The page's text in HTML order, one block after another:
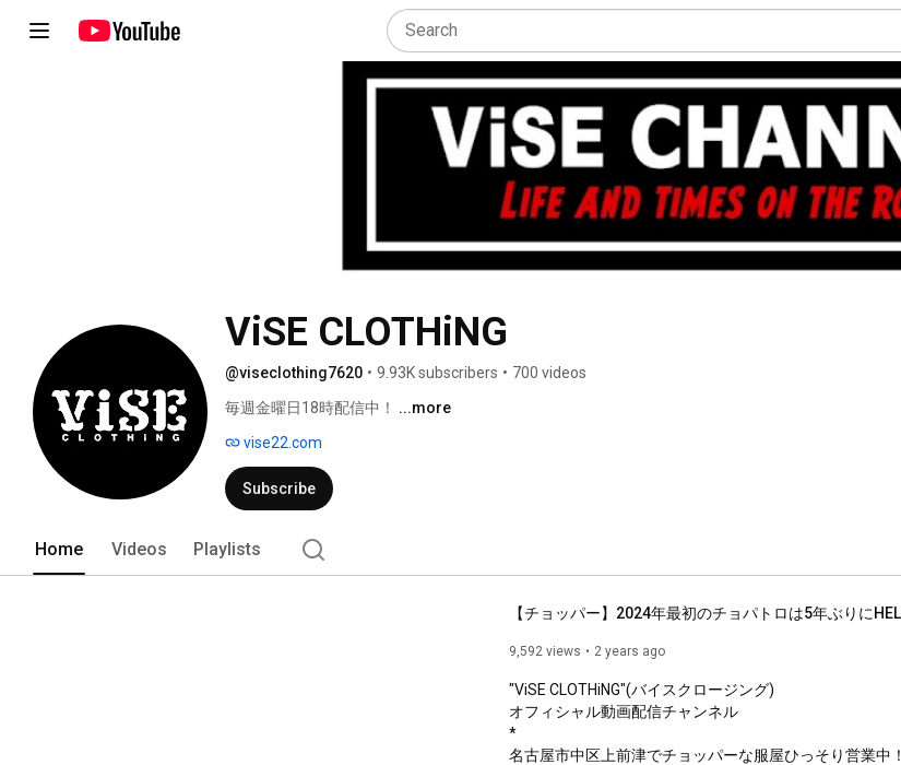
ViSE CLOTHiNG
@viseclothing7620 • 9.93K subscribers • 700 videos
毎週金曜日18時配信中！ ...more
vise22.com
Subscribe
Home Videos Playlists
9,592 views 2 years ago
"ViSE CLOTHiNG"(バイスクロージング)
オフィシャル動画配信チャンネル
*
名古屋市中区上前津でチョッパーな服屋ひっそり営業中！